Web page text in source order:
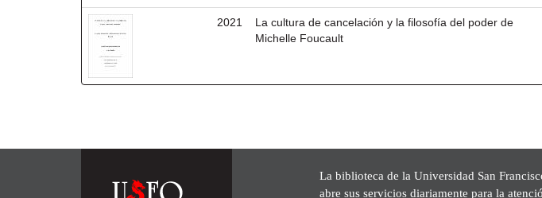
2021
La cultura de cancelación y la filosofía del poder de
Michelle Foucault
La biblioteca de la Universidad San
abre sus servicios diariamente para la